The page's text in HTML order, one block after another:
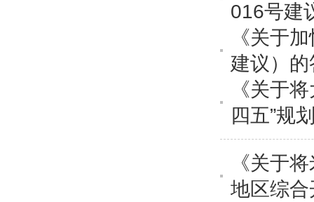
016号建
《关于
建议）的
《关于
四五”规
《关于
地区综